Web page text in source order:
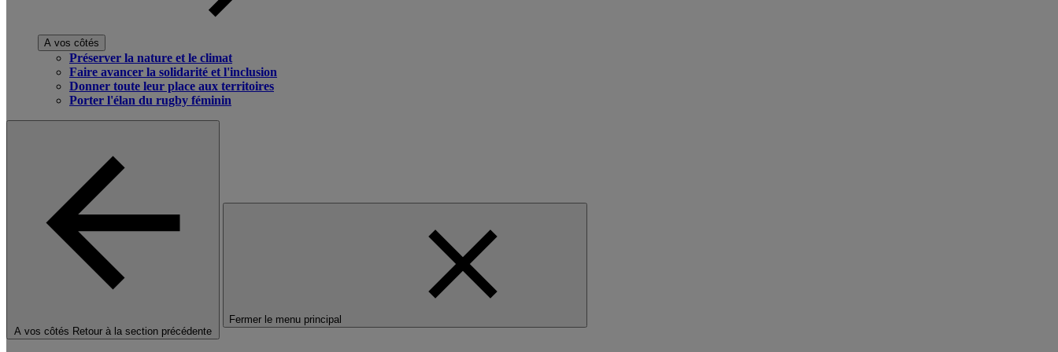
A vos côtés
Préserver la nature et le climat
Faire avancer la solidarité et l'inclusion
Donner toute leur place aux territoires
Porter l'élan du rugby féminin
A vos côtés Retour à la section précédente
Fermer le menu principal